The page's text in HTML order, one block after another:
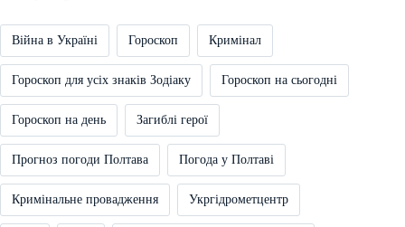
Війна в Україні Гороскоп Кримінал
Гороскоп для усіх знаків Зодіаку Гороскоп на сьогодні
Гороскоп на день Загиблі герої
Прогноз погоди Полтава Погода у Полтаві
Кримінальне провадження Укргідрометцентр